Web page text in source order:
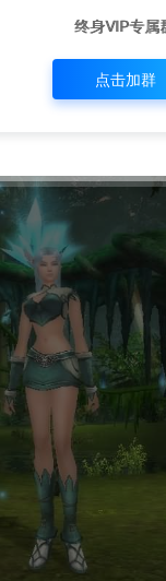
终身VIP专属
点击加群